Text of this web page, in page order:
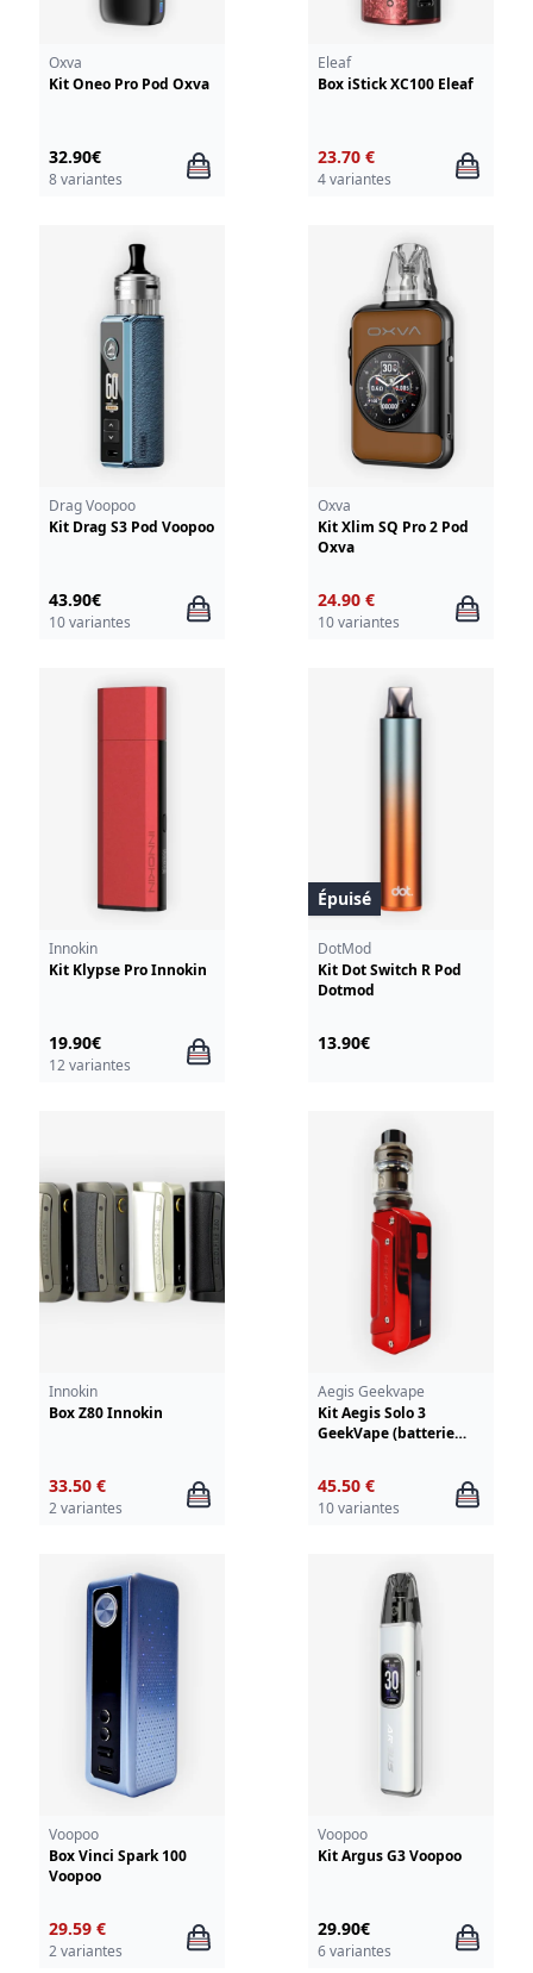
Oxva
Kit Oneo Pro Pod Oxva
32.90€
8 variantes
Eleaf
Box iStick XC100 Eleaf
23.70 €
4 variantes
Drag Voopoo
Kit Drag S3 Pod Voopoo
43.90€
10 variantes
Oxva
Kit Xlim SQ Pro 2 Pod
Oxva
24.90 €
10 variantes
Innokin
Kit Klypse Pro Innokin
19.90€
12 variantes
Épuisé
DotMod
Kit Dot Switch R Pod
Dotmod
13.90€
Innokin
Box Z80 Innokin
33.50 €
2 variantes
Aegis Geekvape
Kit Aegis Solo 3
GeekVape (batterie
45.50 €
10 variantes
Voopoo
Box Vinci Spark 100
Voopoo
29.59 €
2 variantes
Voopoo
Kit Argus G3 Voopoo
29.90€
6 variantes